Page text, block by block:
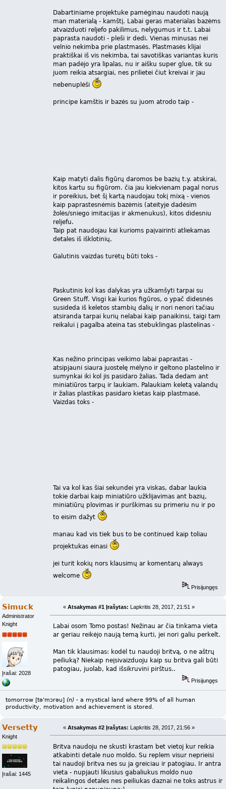
Dabartiniame projektuke pamėginau naudoti naują
man materialą - kamštį. Labai geras materialas bazėms
atvaizduoti reljefo pakilimus, nelygumus ir t.t. Labai
paprasta naudoti - pleši ir dedi. Vienas minusas nei
velnio nekimba prie plastmasės. Plastmasės klijai
praktiškai iš vis nekimba, tai savotiškas variantas kuris
man padėjo yra lipalas, nu ir aišku super glue, tik su
juom reikia atsargiai, nes prilietei čiut kreivai ir jau
nebenuplėši
principe kamštis ir bazės su juom atrodo taip -
Kaip matyti dalis figūrų daromos be bazių t.y. atskirai,
kitos kartu su figūrom. čia jau kiekvienam pagal norus
ir poreikius, bet šį kartą naudojau tokį mixą - vienos
kaip paprastesnėmis bazėmis (ateityje dadėsim
žolės/sniego imitacijas ir akmenukus), kitos didesniu
reljefu.
Taip pat naudojau kai kurioms paįvairinti atliekamas
detales iš išklotinių.
Galutinis vaizdas turėtų būti toks -
Paskutinis kol kas dalykas yra užkamšyti tarpai su
Green Stuff. Visgi kai kurios figūros, o ypač didesnės
susideda iš keletos stambių dalių ir nori nenori tačiau
atsiranda tarpai kurių nelabai kaip panaikinsi, taigi tam
reikalui į pagalba ateina tas stebuklingas plastelinas -
Kas nežino principas veikimo labai paprastas -
atsipjauni siaura juostelę mėlyno ir geltono plastelino ir
sumynkai iki kol jis pasidaro žalias. Tada dedam ant
miniatiūros tarpų ir laukiam. Palaukiam keletą valandų
ir žalias plastikas pasidaro kietas kaip plastmasė.
Vaizdas toks -
Tai va kol kas šiai sekundei yra viskas, dabar laukia
tokie darbai kaip miniatiūro užklijavimas ant bazių,
miniatiūrų plovimas ir purškimas su primeriu nu ir po
to eisim dažyt
manau kad vis tiek bus to be continued kaip toliau
projektukas einasi
jei turit kokių nors klausimų ar komentarų always
welcome
Prisijungęs
Simuck
Administrator
Knight
Įrašai: 2028
« Atsakymas #1 Įrašytas: Lapkritis 28, 2017, 21:51 »
Labai osom Tomo postas! Nežinau ar čia tinkama vieta
ar geriau reikėjo naują temą kurti, jei nori galiu perkelt.
Man tik klausimas: kodėl tu naudoji britvą, o ne aštrų
peiliuką? Niekaip neįsivaizduoju kaip su britva gali būti
patogiau, juolab, kad išsikruvini pirštus..
Prisijungęs
tomorrow [tə'mɔrəu] (n)- a mystical land where 99% of all human
productivity, motivation and achievement is stored.
Versetty
Knight
Įrašai: 1445
« Atsakymas #2 Įrašytas: Lapkritis 28, 2017, 21:56 »
Britva naudoju ne skusti krastam bet vietoj kur reikia
atkabinti detale nuo moldo. Su replem visur neprieisi
tai naudoji britva nes su ja greiciau ir patogiau. Ir antra
vieta - nupjauti likusius gabaliukus moldo nuo
reikalingos detales nes peiliukas daznai ne toks astrus ir